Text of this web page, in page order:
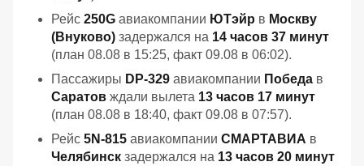
Рейс 250G авиакомпании ЮТэйр в Москву
(Внуково) задержался на 14 часов 37 минут
(план 08.08 в 15:25, факт 09.08 в 06:02).
Пассажиры DP-329 авиакомпании Победа в
Саратов ждали вылета 13 часов 17 минут
(план 08.08 в 18:40, факт 09.08 в 07:57).
Рейс 5N-815 авиакомпании СМАРТАВИА в
Челябинск задержался на 13 часов 20 минут